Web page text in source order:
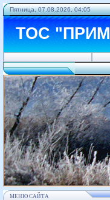
Пятница, 07.08.2026, 04:05
ТОС
МЕНЮ САЙТА